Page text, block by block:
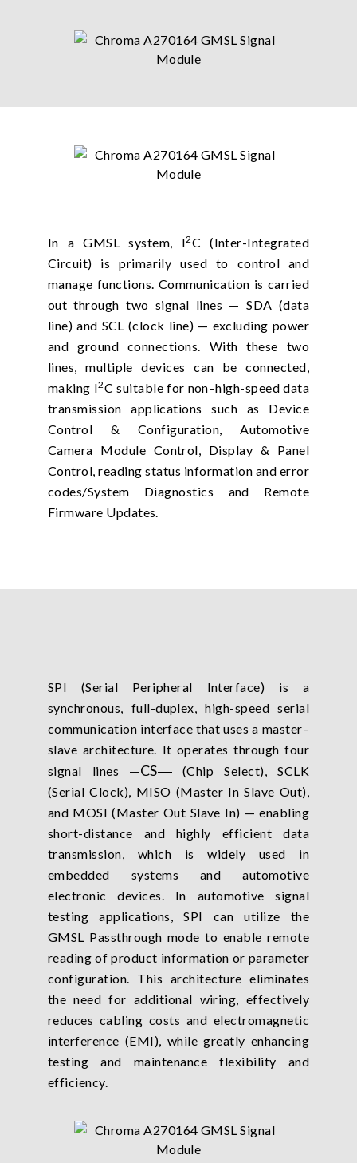
In a GMSL system, I2C (Inter-Integrated
Circuit) is primarily used to control and
manage functions. Communication is carried
out through two signal lines — SDA (data
line) and SCL (clock line) — excluding power
and ground connections. With these two
lines, multiple devices can be connected,
making I2C suitable for non–high-speed data
transmission applications such as Device
Control & Configuration, Automotive
Camera Module Control, Display & Panel
Control, reading status information and error
codes/System Diagnostics and Remote
Firmware Updates.
SPI (Serial Peripheral Interface) is a
synchronous, full-duplex, high-speed serial
communication interface that uses a master–
slave architecture. It operates through four
signal lines —CS― (Chip Select), SCLK
(Serial Clock), MISO (Master In Slave Out),
and MOSI (Master Out Slave In) — enabling
short-distance and highly efficient data
transmission, which is widely used in
embedded systems and automotive
electronic devices. In automotive signal
testing applications, SPI can utilize the
GMSL Passthrough mode to enable remote
reading of product information or parameter
configuration. This architecture eliminates
the need for additional wiring, effectively
reduces cabling costs and electromagnetic
interference (EMI), while greatly enhancing
testing and maintenance flexibility and
efficiency.